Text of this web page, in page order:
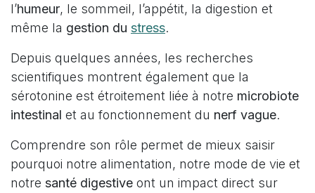
l’humeur, le sommeil, l’appétit, la digestion et
même la gestion du stress.
Depuis quelques années, les recherches
scientifiques montrent également que la
sérotonine est étroitement liée à notre microbiote
intestinal et au fonctionnement du nerf vague.
Comprendre son rôle permet de mieux saisir
pourquoi notre alimentation, notre mode de vie et
notre santé digestive ont un impact direct sur